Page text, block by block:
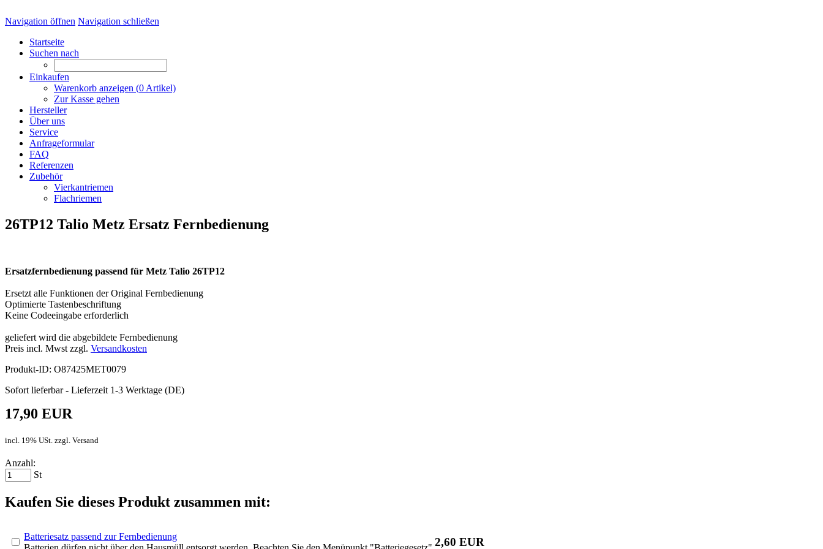
Navigation öffnen Navigation schließen
Startseite
Suchen nach
Einkaufen
Warenkorb anzeigen (0 Artikel)
Zur Kasse gehen
Hersteller
Über uns
Service
Anfrageformular
FAQ
Referenzen
Zubehör
Vierkantriemen
Flachriemen
26TP12 Talio Metz Ersatz Fernbedienung
Ersatzfernbedienung passend für Metz Talio 26TP12
Ersetzt alle Funktionen der Original Fernbedienung
Optimierte Tastenbeschriftung
Keine Codeeingabe erforderlich
geliefert wird die abgebildete Fernbedienung
Preis incl. Mwst zzgl. Versandkosten
Produkt-ID: O87425MET0079
Sofort lieferbar - Lieferzeit 1-3 Werktage (DE)
17,90 EUR
incl. 19% USt. zzgl. Versand
Anzahl:
St
Kaufen Sie dieses Produkt zusammen mit:
Batteriesatz passend zur Fernbedienung
2,60 EUR